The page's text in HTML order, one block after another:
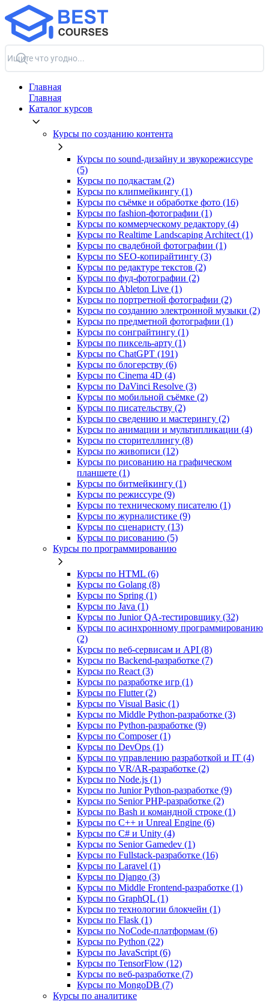
Главная
Главная
Каталог курсов
Курсы по созданию контента
Курсы по sound-дизайну и звукорежиссуре
(5)
Курсы по подкастам (2)
Курсы по клипмейкингу (1)
Курсы по съёмке и обработке фото (16)
Курсы по fashion-фотографии (1)
Курсы по коммерческому редактору (4)
Курсы по Realtime Landscaping Architect (1)
Курсы по свадебной фотографии (1)
Курсы по SEO-копирайтингу (3)
Курсы по редактуре текстов (2)
Курсы по фуд-фотографии (2)
Курсы по Ableton Live (1)
Курсы по портретной фотографии (2)
Курсы по созданию электронной музыки (2)
Курсы по предметной фотографии (1)
Курсы по сонграйтингу (1)
Курсы по пиксель-арту (1)
Курсы по ChatGPT (191)
Курсы по блогерству (6)
Курсы по Cinema 4D (4)
Курсы по DaVinci Resolve (3)
Курсы по мобильной съёмке (2)
Курсы по писательству (2)
Курсы по сведению и мастерингу (2)
Курсы по анимации и мультипликации (4)
Курсы по сторителлингу (8)
Курсы по живописи (12)
Курсы по рисованию на графическом
планшете (1)
Курсы по битмейкингу (1)
Курсы по режиссуре (9)
Курсы по техническому писателю (1)
Курсы по журналистике (9)
Курсы по сценаристу (13)
Курсы по рисованию (5)
Курсы по программированию
Курсы по HTML (6)
Курсы по Golang (8)
Курсы по Spring (1)
Курсы по Java (1)
Курсы по Junior QA-тестировщику (32)
Курсы по асинхронному программированию
(2)
Курсы по веб‑сервисам и API (8)
Курсы по Backend‑разработке (7)
Курсы по React (3)
Курсы по разработке игр (1)
Курсы по Flutter (2)
Курсы по Visual Basic (1)
Курсы по Middle Python-разработке (3)
Курсы по Python-разработке (9)
Курсы по Composer (1)
Курсы по DevOps (1)
Курсы по управлению разработкой и IT (4)
Курсы по VR/AR‑разработке (2)
Курсы по Node.js (1)
Курсы по Junior Python-разработке (9)
Курсы по Senior PHP-разработке (2)
Курсы по Bash и командной строке (1)
Курсы по C++ и Unreal Engine (6)
Курсы по C# и Unity (4)
Курсы по Senior Gamedev (1)
Курсы по Fullstack‑разработке (16)
Курсы по Laravel (1)
Курсы по Django (3)
Курсы по Middle Frontend-разработке (1)
Курсы по GraphQL (1)
Курсы по технологии блокчейн (1)
Курсы по Flask (1)
Курсы по NoCode‑платформам (6)
Курсы по Python (22)
Курсы по JavaScript (6)
Курсы по TensorFlow (12)
Курсы по веб‑разработке (7)
Курсы по MongoDB (7)
Курсы по аналитике